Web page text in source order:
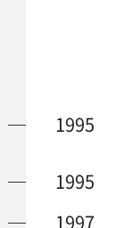
1995
1995
1997